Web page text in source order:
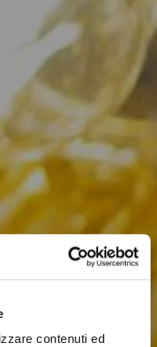
contenuti ed